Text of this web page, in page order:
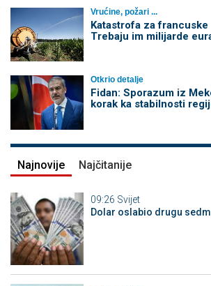
Vrućine, požari ...
Katastrofa za
Trebaju im milijarde
Otkrio detalje
Fidan: Sporazum iz
korak ka stabilnosti
Najnovije Najčitanije
09:26 Svijet
Dolar oslabio drugu